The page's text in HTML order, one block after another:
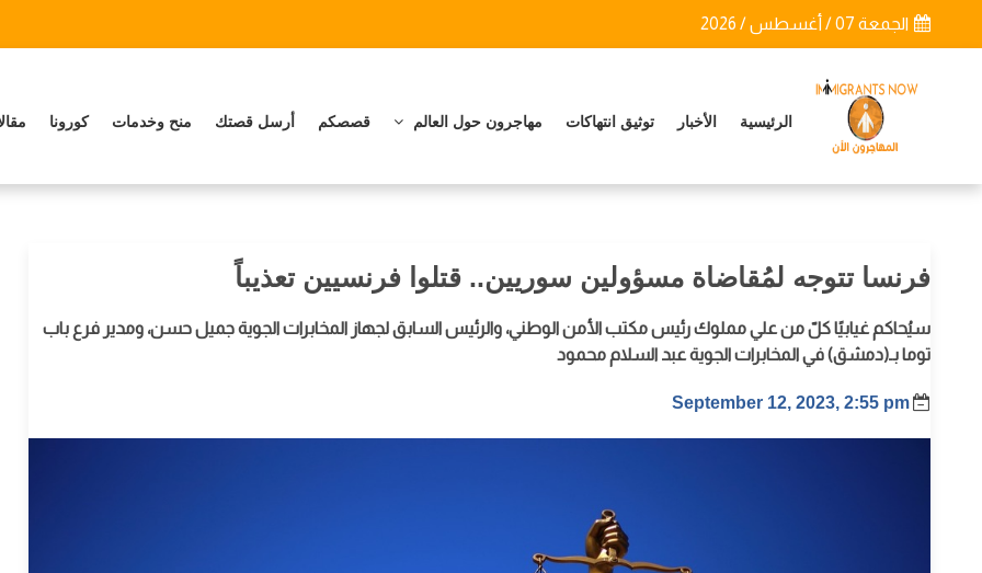
الجمعة 07 / أغسطس / 2026
الرئيسية الأخبار توثيق انتهاكات مهاجرون حول العالم قصصكم أرسل قصتك منح وخدمات كورونا
فرنسا تتوجه لمُقاضاة مسؤولين سوريين.. قتلوا فرنسيين تعذيباً
سيُحاكم غيابيًا كلّ من علي مملوك رئيس مكتب الأمن الوطني، والرئيس السابق لجهاز المخابرات الجوية جميل حسن، ومدير فرع باب
توما بـ(دمشق) في المخابرات الجوية عبد السلام محمود
September 12, 2023, 2:55 pm